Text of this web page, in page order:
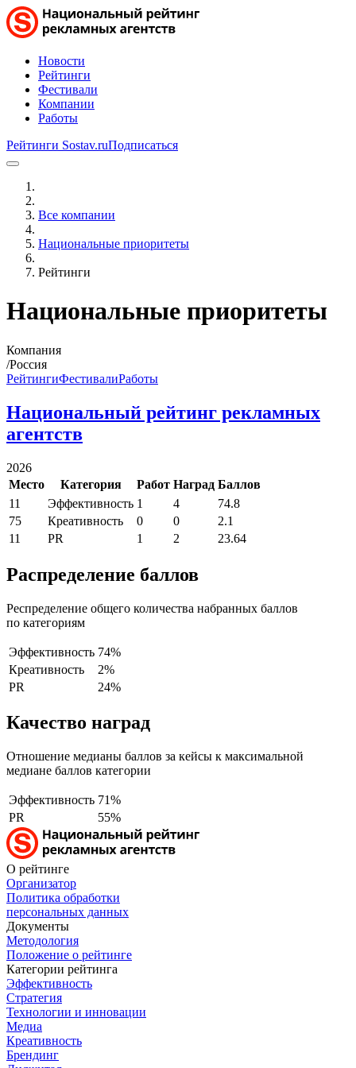
Новости
Рейтинги
Фестивали
Компании
Работы
Рейтинги Sostav.ruПодписаться
Все компании
Национальные приоритеты
Рейтинги
Национальные приоритеты
Компания
/Россия
РейтингиФестивалиРаботы
Национальный рейтинг рекламных
агентств
2026
Место
Категория Работ Наград Баллов
11
Эффективность 1 4
74.8
75
Креативность 0 0
2.1
11
PR 1 2 23.64
Распределение баллов
Респределение общего количества набранных баллов
по категориям
Эффективность 74%
Креативность
2%
PR
24%
Качество наград
Отношение медианы баллов за кейсы к максимальной
медиане баллов категории
Эффективность 71%
PR
55%
О рейтинге
Организатор
Политика обработки
персональных данных
Документы
Методология
Положение о рейтинге
Категории рейтинга
Эффективность
Стратегия
Технологии и инновации
Медиа
Креативность
Брендинг